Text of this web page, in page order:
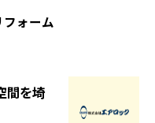
ォーム
間を埼